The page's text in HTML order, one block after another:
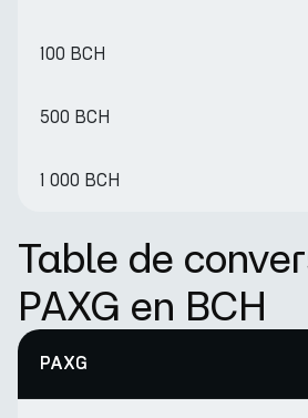
100 BCH
500 BCH
1 000 BCH
Table de
PAXG en BCH
PAXG